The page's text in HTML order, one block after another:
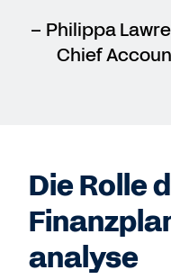
– Philippa
Chief
Die Rolle
analyse